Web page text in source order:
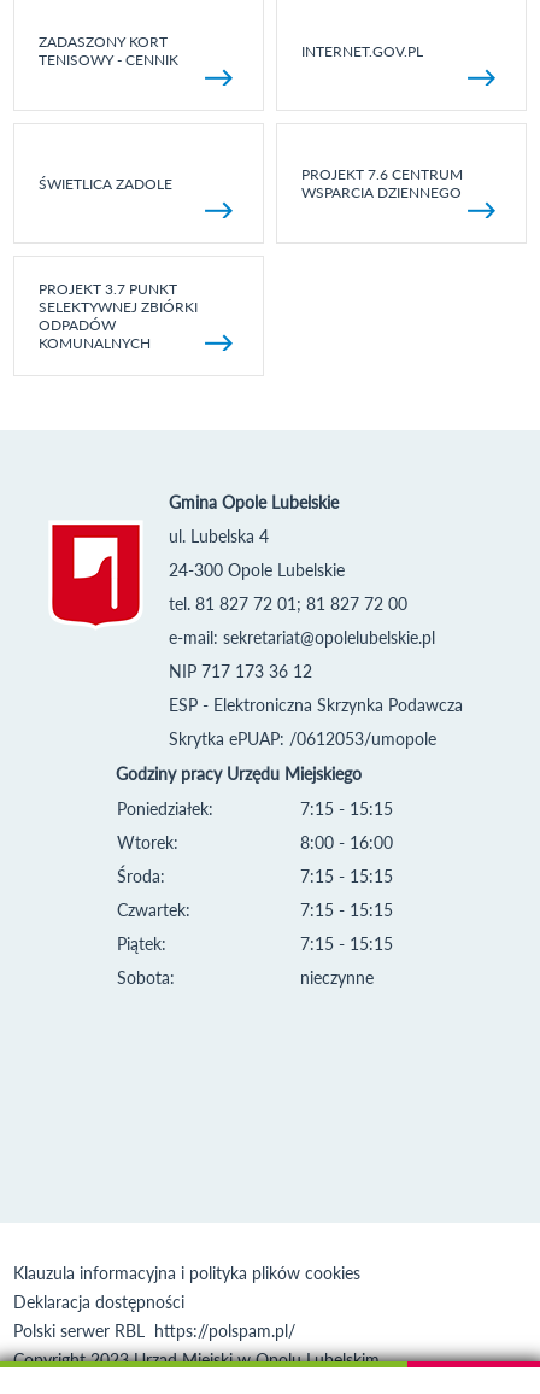
ZADASZONY KORT
TENISOWY - CENNIK
INTERNET.GOV.PL
ŚWIETLICA ZADOLE
PROJEKT 7.6 CENTRUM
WSPARCIA DZIENNEGO
PROJEKT 3.7 PUNKT
SELEKTYWNEJ ZBIÓRKI
ODPADÓW
KOMUNALNYCH
Gmina Opole Lubelskie
ul. Lubelska 4
24-300 Opole Lubelskie
tel. 81 827 72 01; 81 827 72 00
e-mail: sekretariat@opolelubelskie.pl
NIP 717 173 36 12
ESP - Elektroniczna Skrzynka Podawcza
Skrytka ePUAP: /0612053/umopole
Godziny pracy Urzędu Miejskiego
Poniedziałek:
Wtorek:
Środa:
Czwartek:
Piątek:
Sobota:
7:15 - 15:15
8:00 - 16:00
7:15 - 15:15
7:15 - 15:15
7:15 - 15:15
nieczynne
Klauzula informacyjna i polityka plików cookies
Deklaracja dostępności
Polski serwer RBL https://polspam.pl/
Copyright 2023 Urząd Miejski w Opolu Lubelskim